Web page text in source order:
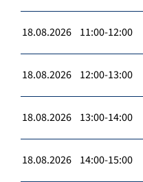
18.08.2026 11:00-12:00
18.08.2026 12:00-13:00
18.08.2026 13:00-14:00
18.08.2026 14:00-15:00